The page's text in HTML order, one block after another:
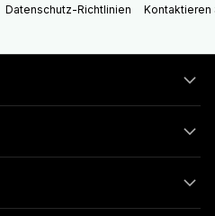
Datenschutz-Richtlinien Kontaktieren